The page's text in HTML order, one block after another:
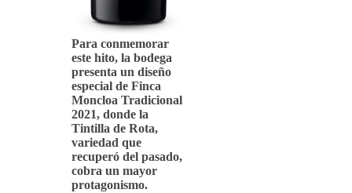
Para conmemorar
este hito, la bodega
presenta un diseño
especial de Finca
Moncloa Tradicional
2021, donde la
Tintilla de Rota,
variedad que
recuperó del pasado,
cobra un mayor
protagonismo.